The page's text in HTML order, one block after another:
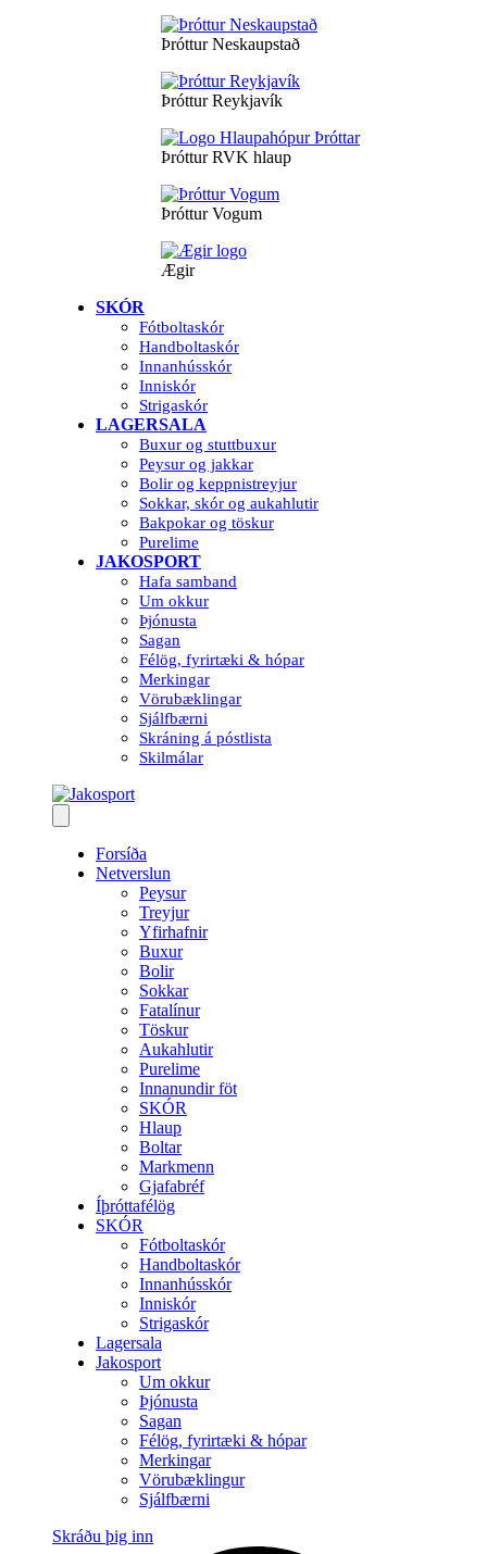
Þróttur Neskaupstað
Þróttur Reykjavík
Þróttur RVK hlaup
Þróttur Vogum
Ægir
SKÓR
Fótboltaskór
Handboltaskór
Innanhússkór
Inniskór
Strigaskór
LAGERSALA
Buxur og stuttbuxur
Peysur og jakkar
Bolir og keppnistreyjur
Sokkar, skór og aukahlutir
Bakpokar og töskur
Purelime
JAKOSPORT
Hafa samband
Um okkur
Þjónusta
Sagan
Félög, fyrirtæki & hópar
Merkingar
Vörubæklingar
Sjálfbærni
Skráning á póstlista
Skilmálar
Forsíða
Netverslun
Peysur
Treyjur
Yfirhafnir
Buxur
Bolir
Sokkar
Fatalínur
Töskur
Aukahlutir
Purelime
Innanundir föt
SKÓR
Hlaup
Boltar
Markmenn
Gjafabréf
Íþróttafélög
SKÓR
Fótboltaskór
Handboltaskór
Innanhússkór
Inniskór
Strigaskór
Lagersala
Jakosport
Um okkur
Þjónusta
Sagan
Félög, fyrirtæki & hópar
Merkingar
Vörubæklingur
Sjálfbærni
Skráðu þig inn